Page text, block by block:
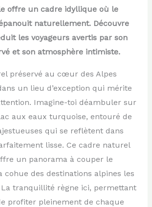
offre un cadre idyllique où le
naturellement. Découvre
les voyageurs avertis par son
et son atmosphère intimiste.
préservé au cœur des Alpes
un lieu d’exception qui mérite
Imagine-toi déambuler sur
aux eaux turquoise, entouré de
qui se reflètent dans
lisse. Ce cadre naturel
un panorama à couper le
cohue des destinations alpines les
tranquillité règne ici, permettant
profiter pleinement de chaque